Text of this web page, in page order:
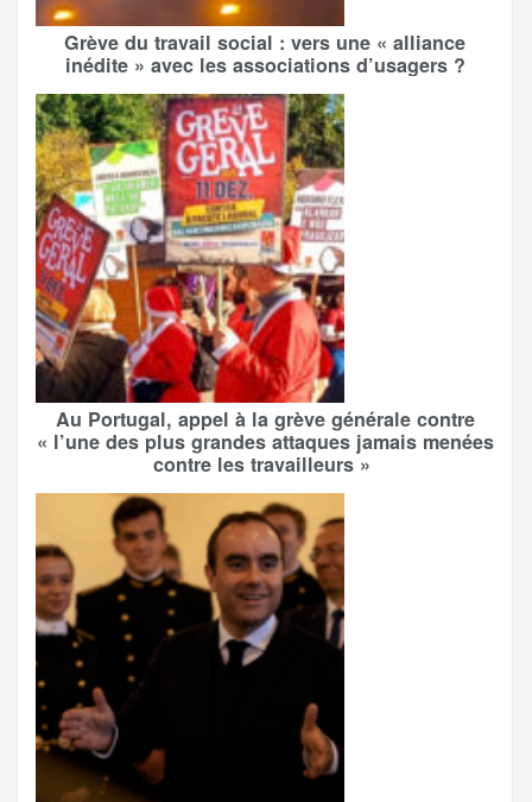
Grève du travail social : vers une « alliance
inédite » avec les associations d’usagers ?
Au Portugal, appel à la grève générale contre
« l’une des plus grandes attaques jamais menées
contre les travailleurs »